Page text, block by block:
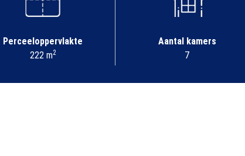
Perceeloppervlakte
222 m2
Aantal kamers
7